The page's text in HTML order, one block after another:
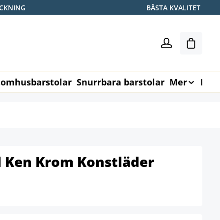
BÄSTA KVALITET
Snurrbara barstolar Mer
Krom Konstläder